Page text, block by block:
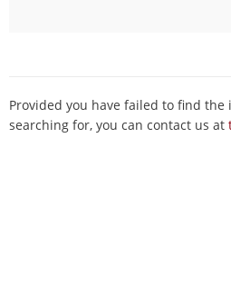
Provided you have failed to find
searching for, you can contact us at